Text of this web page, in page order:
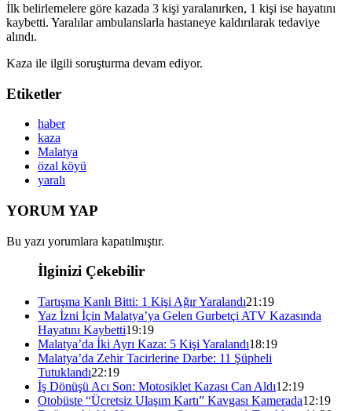
İlk belirlemelere göre kazada 3 kişi yaralanırken, 1 kişi ise hayatını
kaybetti. Yaralılar ambulanslarla hastaneye kaldırılarak tedaviye
alındı.
Kaza ile ilgili soruşturma devam ediyor.
Etiketler
haber
kaza
Malatya
özal köyü
yaralı
YORUM YAP
Bu yazı yorumlara kapatılmıştır.
İlginizi Çekebilir
Tartışma Kanlı Bitti: 1 Kişi Ağır Yaralandı21:19
Yaz İzni İçin Malatya’ya Gelen Gurbetçi ATV Kazasında
Hayatını Kaybetti19:19
Malatya’da İki Ayrı Kaza: 5 Kişi Yaralandı18:19
Malatya’da Zehir Tacirlerine Darbe: 11 Şüpheli
Tutuklandı22:19
İş Dönüşü Acı Son: Motosiklet Kazası Can Aldı12:19
Otobüste “Ücretsiz Ulaşım Kartı” Kavgası Kamerada12:19